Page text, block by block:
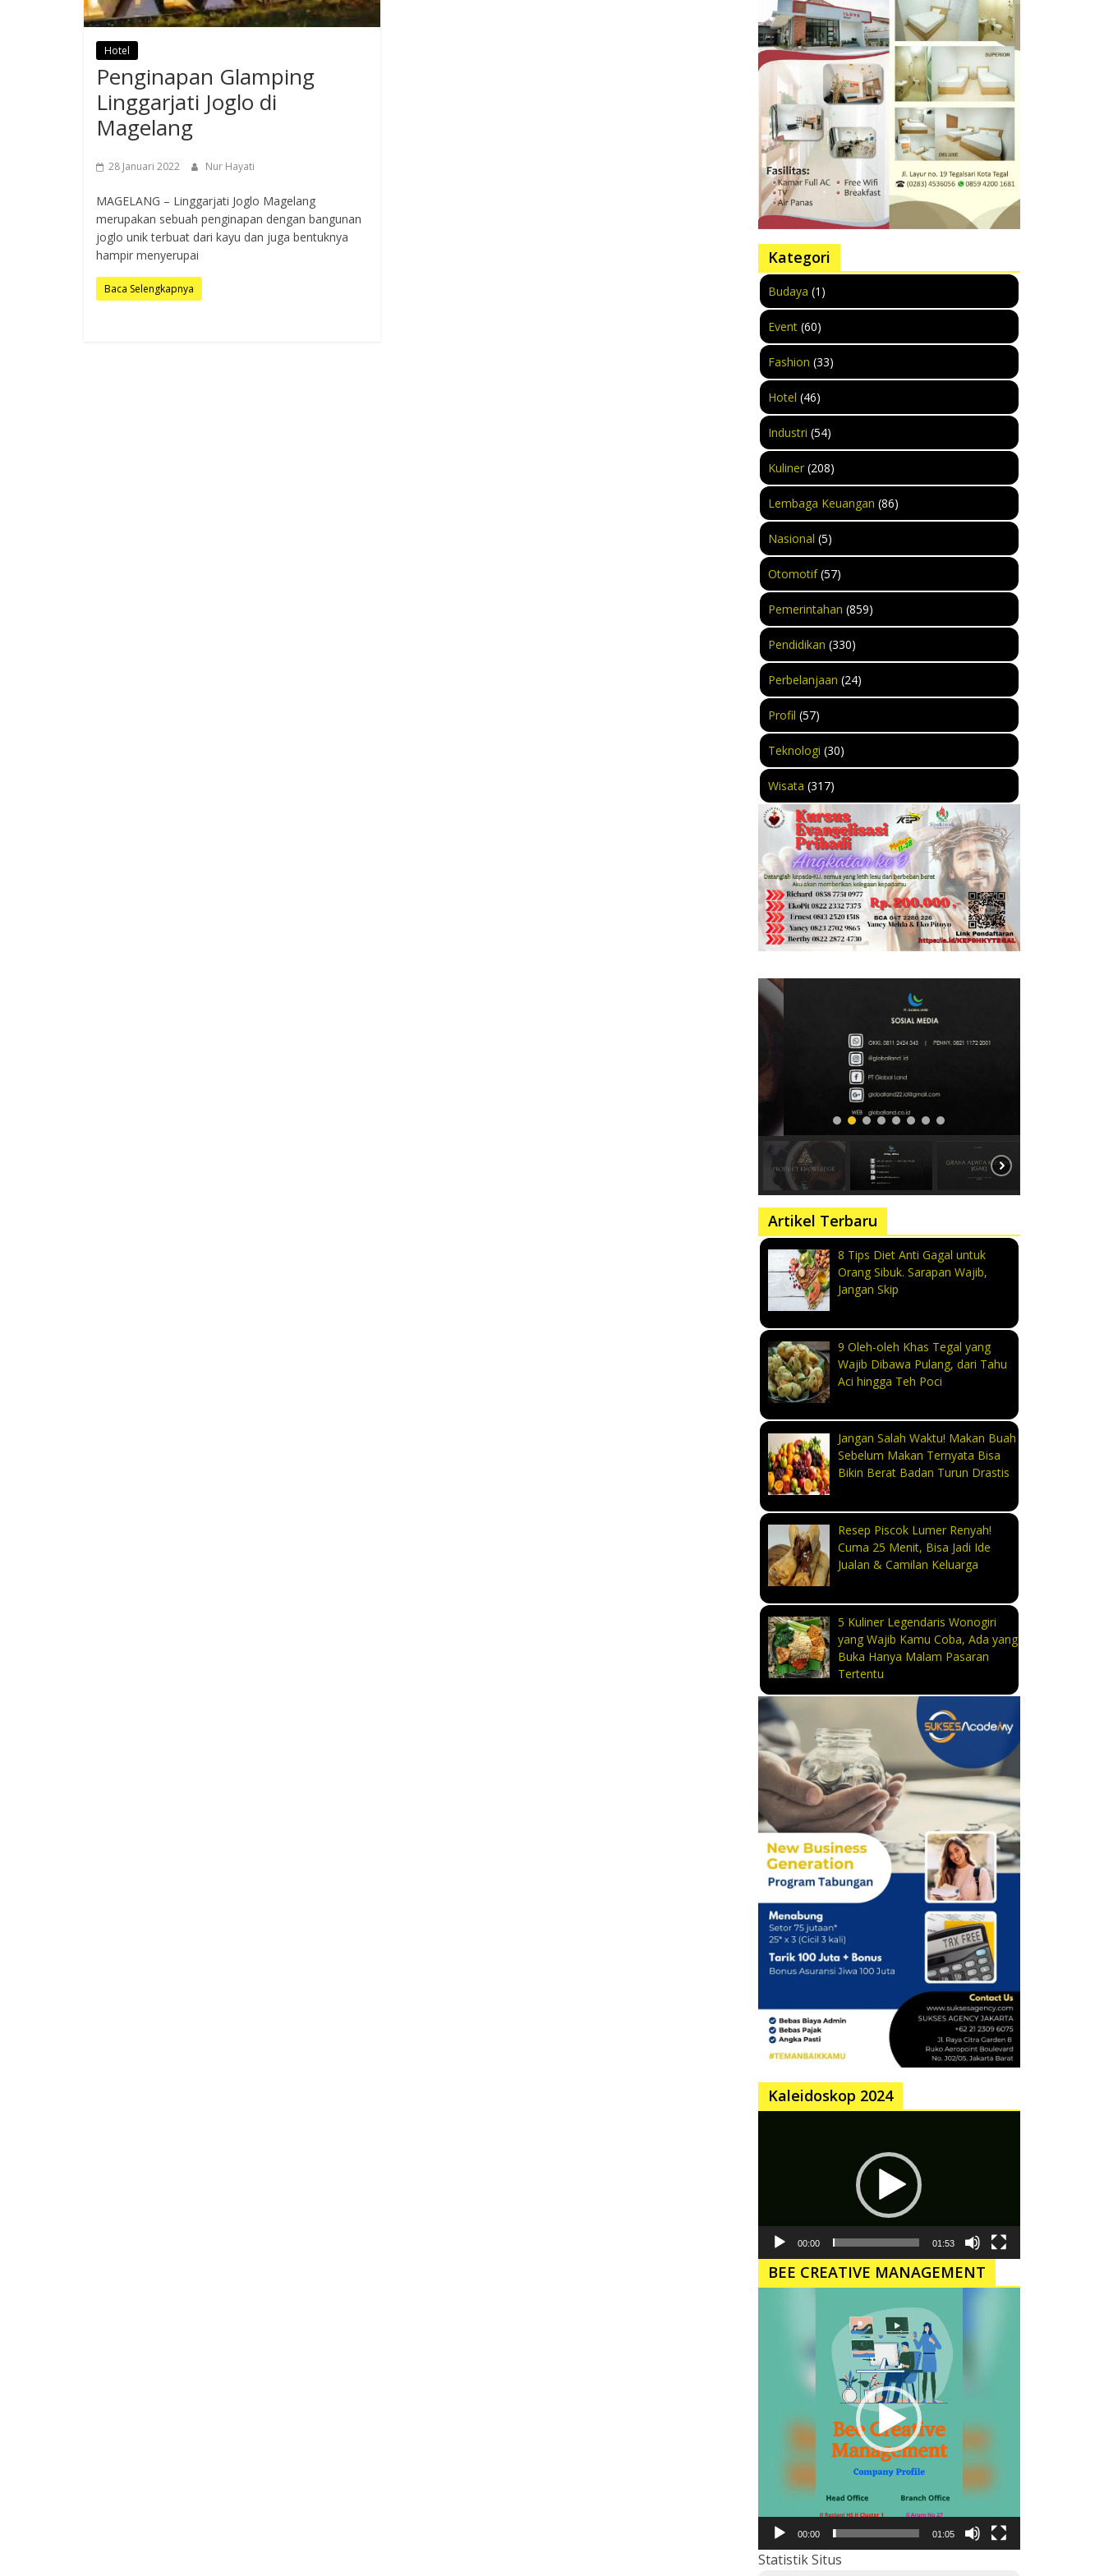
Hotel
Penginapan Glamping
Linggarjati Joglo di
Magelang
28 Januari 2022 Nur Hayati
MAGELANG – Linggarjati Joglo Magelang
merupakan sebuah penginapan dengan bangunan
joglo unik terbuat dari kayu dan juga bentuknya
hampir menyerupai
Baca Selengkapnya
Kategori
Budaya (1)
Event(60)
Fashion (33)
Hotel (46)
Industri (54)
Kuliner(208)
Lembaga Keuangan (86)
Nasional (5)
Otomotif(57)
Pemerintahan (859)
Pendidikan (330)
Perbelanjaan (24)
Profil (57)
Teknologi (30)
Wisata (317)
Artikel Terbaru
8 Tips Diet Anti Gagal untuk
Orang Sibuk. Sarapan Wajib,
Jangan Skip
9 Oleh-oleh Khas Tegal yang
Wajib Dibawa Pulang, dari Tahu
Aci hingga Teh Poci
Jangan Salah Waktu! Makan Buah
Sebelum Makan Ternyata Bisa
Bikin Berat Badan Turun Drastis
Resep Piscok Lumer Renyah!
Cuma 25 Menit, Bisa Jadi Ide
Jualan & Camilan Keluarga
5 Kuliner Legendaris Wonogiri
yang Wajib Kamu Coba, Ada yang
Buka Hanya Malam Pasaran
Tertentu
Kaleidoskop 2024
00:00 01:53
BEE CREATIVE MANAGEMENT
00:00 01:05
Statistik Situs